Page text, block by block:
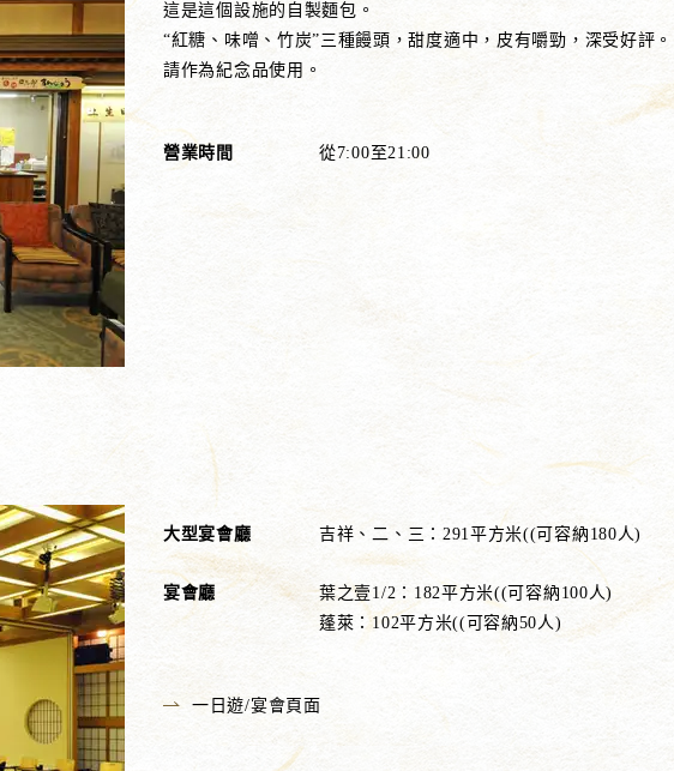
這是這個設施的自製麵包。
“紅糖、味噌、竹炭”三種饅頭，甜度適中，皮有嚼勁，深受好評。
請作為紀念品使用。
營業時間 從7:00至21:00
大型宴會廳 吉祥、二、三：291平方米((可容納180人)
宴會廳
葉之壹1/2：182平方米((可容納100人)
蓬萊：102平方米((可容納50人)
一日遊/宴會頁面